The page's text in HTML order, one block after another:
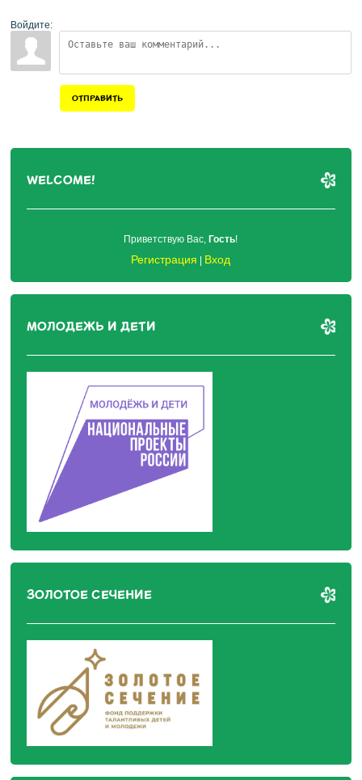
Войдите:
ОТПРАВИТЬ
WELCOME!
Приветствую Вас, Гость!
Регистрация Вход
МОЛОДЕЖЬ И ДЕТИ
ЗОЛОТОЕ СЕЧЕНИЕ